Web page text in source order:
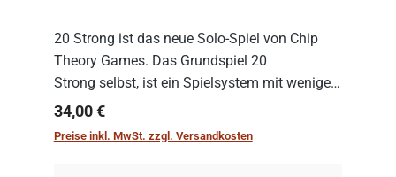
20 Strong ist das neue Solo-Spiel von Chip
Theory Games. Das Grundspiel 20
Strong selbst, ist ein Spielsystem mit wenigen,
einfachen Regeln. Um es zu spielen, muss es
immer mit einem Themenset ergänzt werden.
Regulärer Preis:
34,00 €
Preise inkl. MwSt. zzgl. Versandkosten